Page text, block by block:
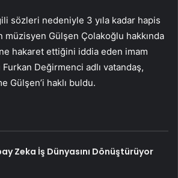
sözleri nedeniyle 3 yıla kadar hapis
müzisyen Gülşen Çolakoğlu hakkında
hakaret ettiğini iddia eden imam
Değirmenci adlı vatandaş,
Gülşen’i haklı buldu.
Zeka İş Dünyasını Dönüştürüyor